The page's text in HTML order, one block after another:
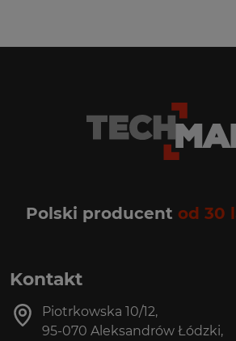
Polski producent od 30
Kontakt
Piotrkowska 10/12,
95-070 Aleksandrów Łódzki,